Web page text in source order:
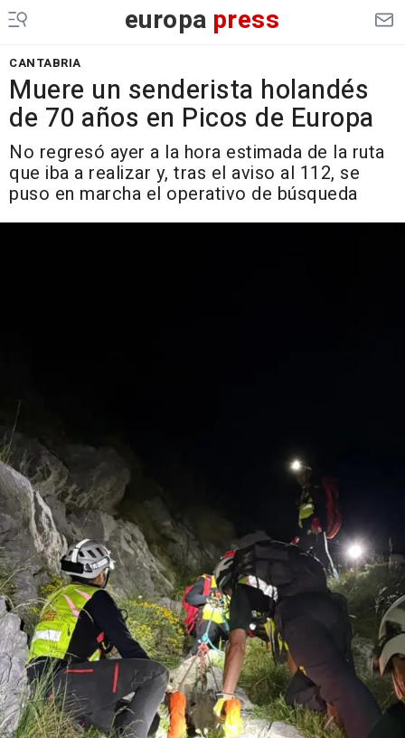
europa press
CANTABRIA
Muere un senderista holandés
de 70 años en Picos de Europa
No regresó ayer a la hora estimada de la ruta
que iba a realizar y, tras el aviso al 112, se
puso en marcha el operativo de búsqueda